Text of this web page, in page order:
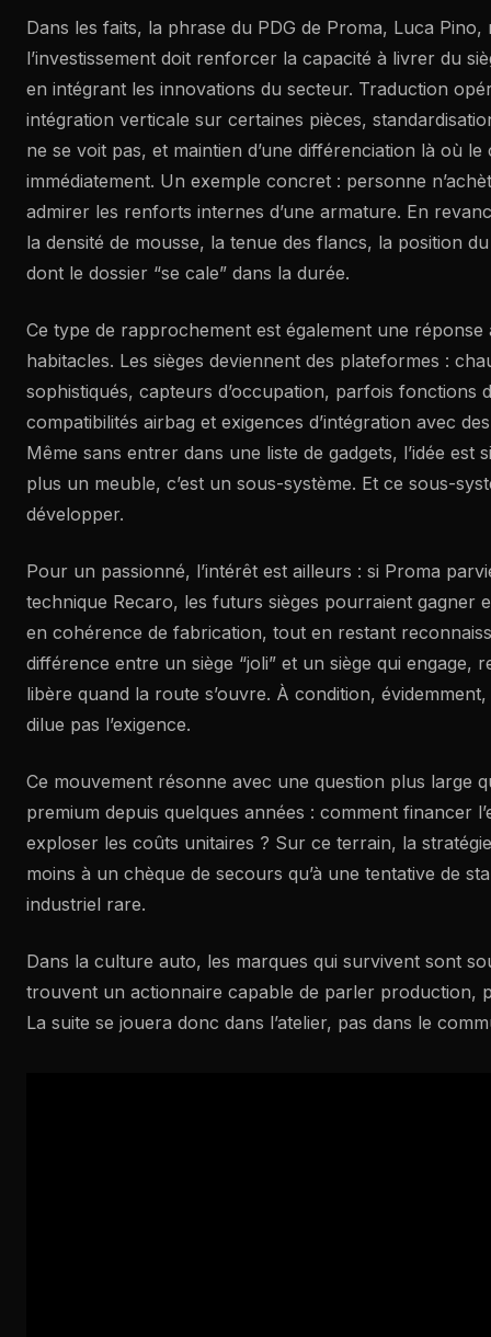
Dans les faits, la phrase du PDG de Proma, Luca
l’investissement doit renforcer la capacité à livrer du
en intégrant les innovations du secteur. Traduction
intégration verticale sur certaines pièces,
ne se voit pas, et maintien d’une différenciation là où le
immédiatement. Un exemple concret : personne
admirer les renforts internes d’une armature. En
la densité de mousse, la tenue des flancs, la position
dont le dossier “se cale” dans la durée.
Ce type de rapprochement est également une réponse
habitacles. Les sièges deviennent des plateformes :
sophistiqués, capteurs d’occupation, parfois fonctions
compatibilités airbag et exigences d’intégration avec
Même sans entrer dans une liste de gadgets, l’idée est
plus un meuble, c’est un sous-système. Et ce sous-
développer.
Pour un passionné, l’intérêt est ailleurs : si Proma
technique Recaro, les futurs sièges pourraient gagner
en cohérence de fabrication, tout en restant
différence entre un siège “joli” et un siège qui engage,
libère quand la route s’ouvre. À condition,
dilue pas l’exigence.
Ce mouvement résonne avec une question plus large
premium depuis quelques années : comment financer
exploser les coûts unitaires ? Sur ce terrain, la
moins à un chèque de secours qu’à une tentative de
industriel rare.
Dans la culture auto, les marques qui survivent sont
trouvent un actionnaire capable de parler production,
La suite se jouera donc dans l’atelier, pas dans le